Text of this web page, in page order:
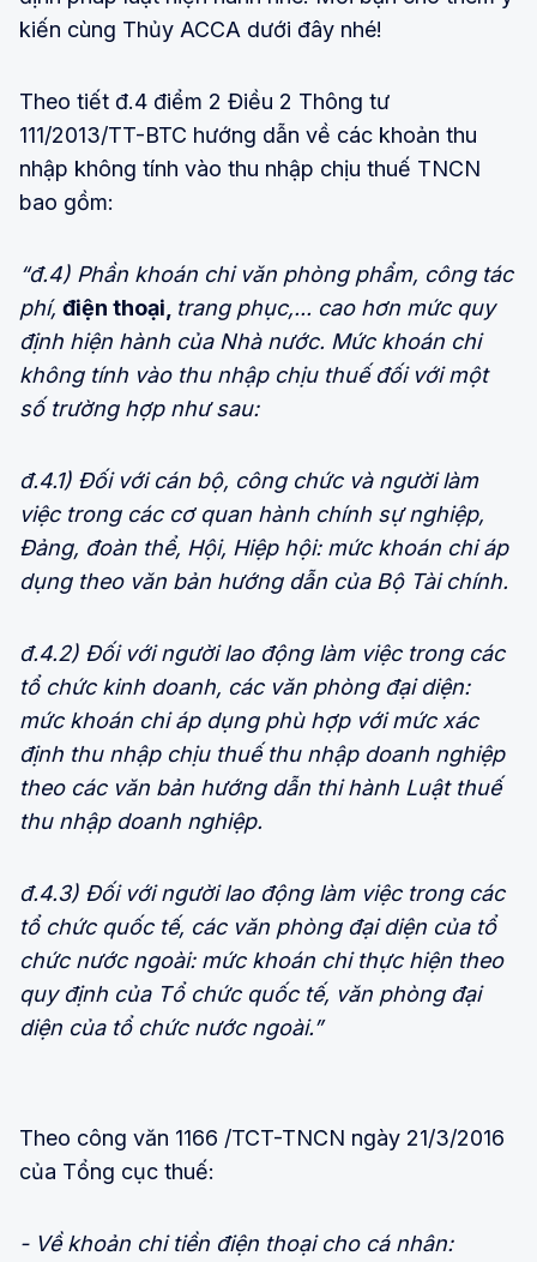
kiến cùng Thủy ACCA dưới đây nhé!
Theo tiết đ.4 điểm 2 Điều 2 Thông tư
111/2013/TT-BTC hướng dẫn về các khoản thu
nhập không tính vào thu nhập chịu thuế TNCN
bao gồm:
“đ.4) Phần khoán chi văn phòng phẩm, công tác
phí, điện thoại, trang phục,... cao hơn mức quy
định hiện hành của Nhà nước. Mức khoán chi
không tính vào thu nhập chịu thuế đối với một
số trường hợp như sau:
đ.4.1) Đối với cán bộ, công chức và người làm
việc trong các cơ quan hành chính sự nghiệp,
Đảng, đoàn thể, Hội, Hiệp hội: mức khoán chi áp
dụng theo văn bản hướng dẫn của Bộ Tài chính.
đ.4.2) Đối với người lao động làm việc trong các
tổ chức kinh doanh, các văn phòng đại diện:
mức khoán chi áp dụng phù hợp với mức xác
định thu nhập chịu thuế thu nhập doanh nghiệp
theo các văn bản hướng dẫn thi hành Luật thuế
thu nhập doanh nghiệp.
đ.4.3) Đối với người lao động làm việc trong các
tổ chức quốc tế, các văn phòng đại diện của tổ
chức nước ngoài: mức khoán chi thực hiện theo
quy định của Tổ chức quốc tế, văn phòng đại
diện của tổ chức nước ngoài.”
Theo công văn 1166 /TCT-TNCN ngày 21/3/2016
của Tổng cục thuế:
- Về khoản chi tiền điện thoại cho cá nhân: